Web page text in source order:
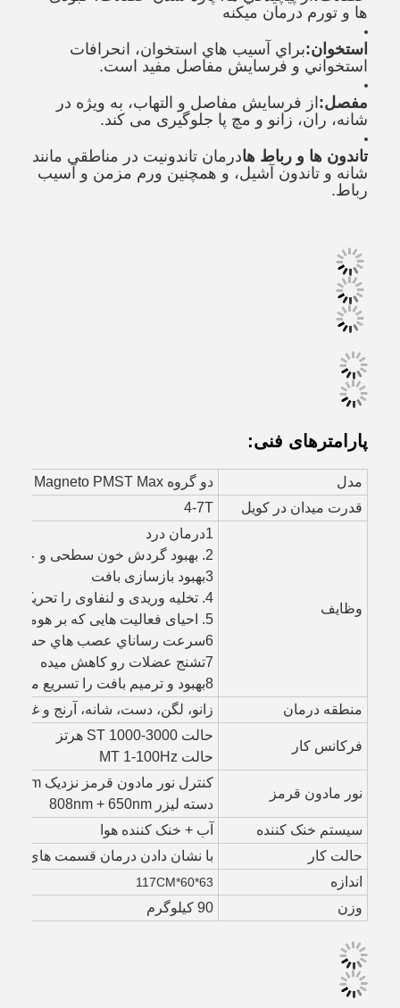
ها و تورم درمان ميکنه
استخوان:براي آسيب هاي استخوان، انحرافات
استخواني و فرسایش مفاصل مفید است.
مفصل: از فرسایش مفاصل و التهاب، به ویژه در
شانه، ران، زانو و مچ پا جلوگیری می کند.
تاندون ها و رباط هادرمان تاندونیت در مناطقی مانند
شانه و تاندون آشیل، و همچنین ورم مزمن و آسیب
رباط.
پارامترهای فنی:
مدل
دو گروه GMS-Physio Magneto PMST Max
قدرت میدان در کویل
4-7T
وظایف
1درمان درد
2. بهبود گردش خون سطحی و عمیق
3بهبود بازسازی بافت
4. تخلیه وریدی و لنفاوی را تحریک می کند
5. احیای فعالیت هایی که بر هومیوستاز متابولیک تاثیر می گذارند
6سرعت رساناي عصب هاي حسي رو افزایش بده
7تشنج عضلات رو کاهش میده
8بهبود و ترمیم بافت را تسریع می کند
منطقه درمان
زانو، لگن، دست، شانه، آرنج و غیره
فرکانس کار
حالت ST 1000-3000 هرتز
حالت MT 1-100Hz
نور مادون قرمز
کنترل نور مادون قرمز نزدیک 940nm+640nm+620nm؛
دسته لیزر 808nm + 650nm
سیستم خنک کننده
آب + خنک کننده هوا
حالت کار
با نشان دادن درمان قسمت های بدن
اندازه
63*60*117CM
وزن 90 کیلوگرم